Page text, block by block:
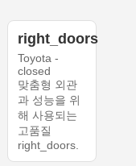
right_doors
Toyota -
closed
맞춤형 외관
과 성능을 위
해 사용되는
고품질
right_doors.